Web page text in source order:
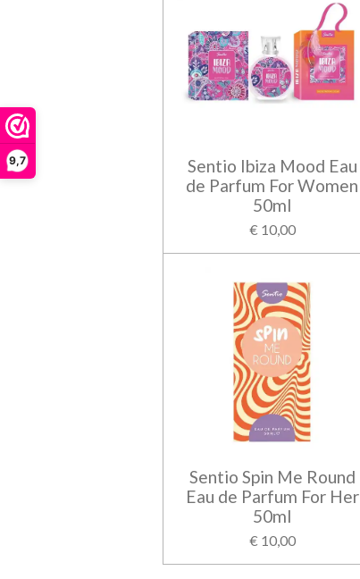
9,7
Sentio Ibiza Mood Eau
de Parfum For Women
50ml
€ 10,00
Sentio Spin Me Round
Eau de Parfum For Her
50ml
€ 10,00